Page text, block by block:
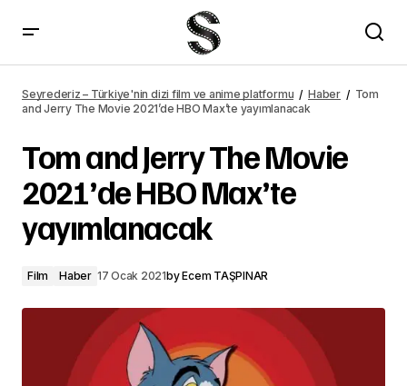
Seyrederiz – Türkiye'nin dizi film ve anime platformu Haber
Tom
and Jerry The Movie 2021’de HBO Max’te yayımlanacak
Tom and Jerry The Movie
2021’de HBO Max’te
yayımlanacak
Film Haber 17 Ocak 2021byEcem TAŞPINAR